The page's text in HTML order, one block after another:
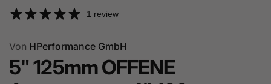
1 review
Von HPerformance GmbH
5" 125mm OFFENE